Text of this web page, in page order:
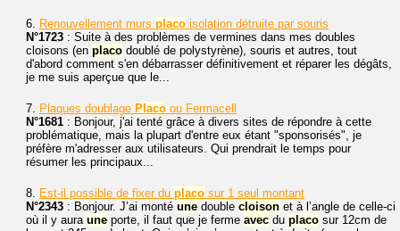
6. Renouvellement murs placo isolation détruite par souris
N°1723 : Suite à des problèmes de vermines dans mes doubles
cloisons (en placo doublé de polystyrène), souris et autres, tout
d'abord comment s'en débarrasser définitivement et réparer les dégâts,
je me suis aperçue que le...
7. Plaques doublage Placo ou Fermacell
N°1681 : Bonjour, j'ai tenté grâce à divers sites de répondre à cette
problématique, mais la plupart d'entre eux étant "sponsorisés", je
préfère m'adresser aux utilisateurs. Qui prendrait le temps pour
résumer les principaux...
8. Est-il possible de fixer du placo sur 1 seul montant
N°2343 : Bonjour. J’ai monté une double cloison et à l’angle de celle-ci
où il y aura une porte, il faut que je ferme avec du placo sur 12cm de